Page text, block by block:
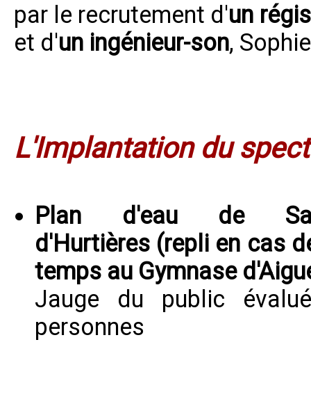
par le recrutement d'un
et d'un ingénieur-son,
L'Implantation du
Plan d'eau de
d'Hurtières (repli en cas
temps au Gymnase
Jauge du public
personnes